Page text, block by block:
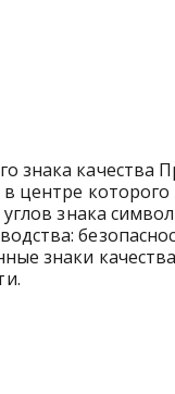
знака качества
центре
знака
знаки